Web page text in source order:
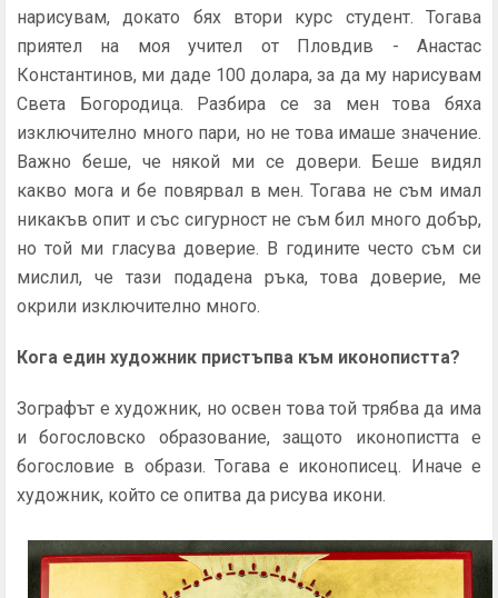
нарисувам, докато бях втори курс студент. Тогава
приятел на моя учител от Пловдив - Анастас
Константинов, ми даде 100 долара, за да му нарисувам
Света Богородица. Разбира се за мен това бяха
изключително много пари, но не това имаше значение.
Важно беше, че някой ми се довери. Беше видял
какво мога и бе повярвал в мен. Тогава не съм имал
никакъв опит и със сигурност не съм бил много добър,
но той ми гласува доверие. В годините често съм си
мислил, че тази подадена ръка, това доверие, ме
окрили изключително много.
Кога един художник пристъпва към иконопистта?
Зографът е художник, но освен това той трябва да има
и богословско образование, защото иконопистта е
богословие в образи. Тогава е иконописец. Иначе е
художник, който се опитва да рисува икони.